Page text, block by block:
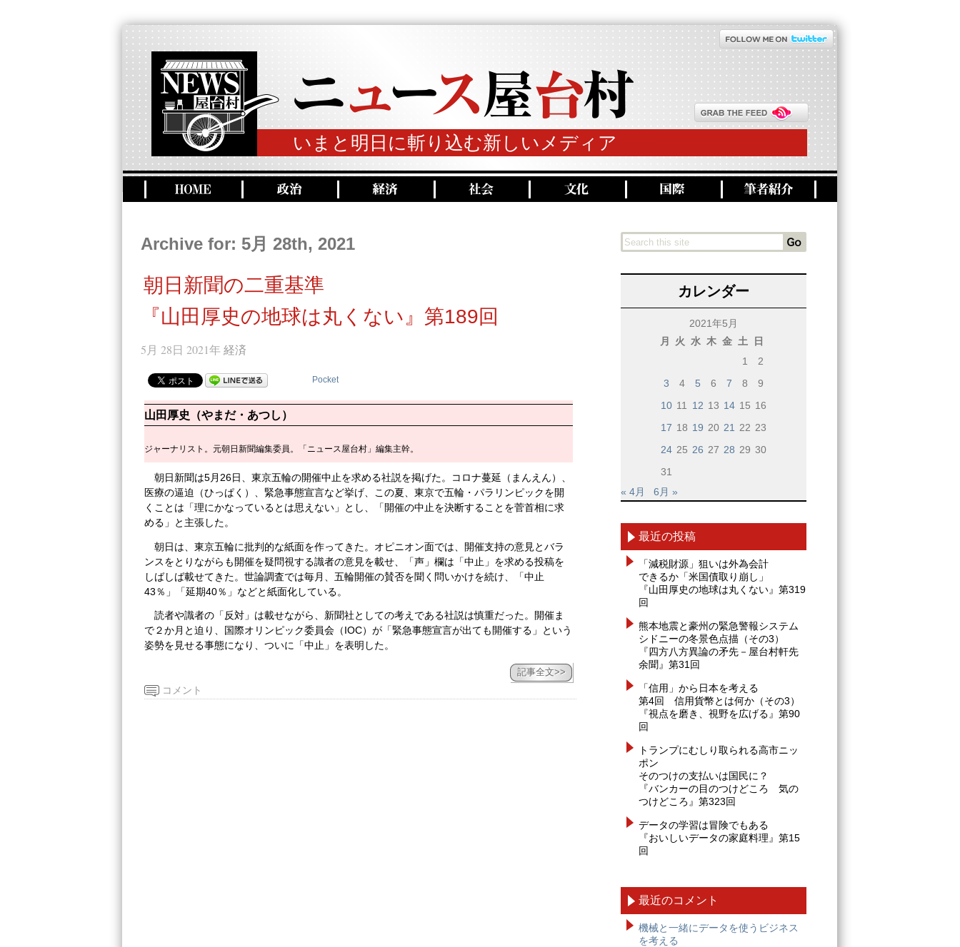
いまと明日に斬り込む新しいメディア
Archive for: 5月 28th, 2021
朝日新聞の二重基準
『山田厚史の地球は丸くない』第189回
5月 28日 2021年 経済
Pocket
山田厚史（やまだ・あつし）
ジャーナリスト。元朝日新聞編集委員。「ニュース屋台村」編集主幹。
朝日新聞は5月26日、東京五輪の開催中止を求める社説を掲げた。コロナ蔓延（まんえん）、
医療の逼迫（ひっぱく）、緊急事態宣言など挙げ、この夏、東京で五輪・パラリンピックを開
くことは「理にかなっているとは思えない」とし、「開催の中止を決断することを菅首相に求
める」と主張した。
朝日は、東京五輪に批判的な紙面を作ってきた。オピニオン面では、開催支持の意見とバラ
ンスをとりながらも開催を疑問視する識者の意見を載せ、「声」欄は「中止」を求める投稿を
しばしば載せてきた。世論調査では毎月、五輪開催の賛否を聞く問いかけを続け、「中止
43％」「延期40％」などと紙面化している。
読者や識者の「反対」は載せながら、新聞社としての考えである社説は慎重だった。開催ま
で２か月と迫り、国際オリンピック委員会（IOC）が「緊急事態宣言が出ても開催する」という
姿勢を見せる事態になり、ついに「中止」を表明した。
記事全文>>
コメント
カレンダー
2021年5月
月
火 水 木 金 土
日
1
2
3
4 5 6 7 8
9
10 11 12 13 14 15 16
17 18 19 20 21 22 23
24 25 26 27 28 29 30
31
« 4月
6月 »
最近の投稿
「減税財源」狙いは外為会計
できるか「米国債取り崩し」
『山田厚史の地球は丸くない』第319
回
熊本地震と豪州の緊急警報システム
シドニーの冬景色点描（その3）
『四方八方異論の矛先－屋台村軒先
余聞』第31回
「信用」から日本を考える
第4回 信用貨幣とは何か（その3）
『視点を磨き、視野を広げる』第90
回
トランプにむしり取られる高市ニッ
ポン
そのつけの支払いは国民に？
『バンカーの目のつけどころ 気の
つけどころ』第323回
データの学習は冒険でもある
『おいしいデータの家庭料理』第15
回
最近のコメント
機械と一緒にデータを使うビジネス
を考える